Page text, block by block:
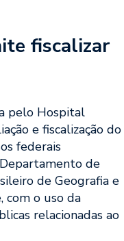
fiscalizar
pelo Hospital
e fiscalização do
federais
de
de Geografia e
com o uso da
relacionadas ao